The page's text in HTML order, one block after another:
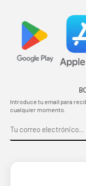
Introduce tu email para
cualquier momento.